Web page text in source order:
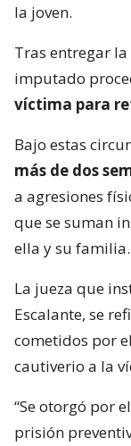
la joven.
Tras entregar
imputado
víctima para
Bajo estas
más de dos
a agresiones
que se suman
ella y su familia.
La jueza que
Escalante, se
cometidos por
cautiverio a la
“Se otorgó por
prisión